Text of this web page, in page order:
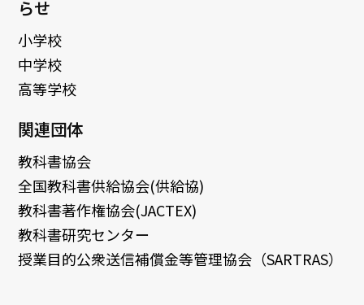
らせ
小学校
中学校
高等学校
関連団体
教科書協会
全国教科書供給協会(供給協)
教科書著作権協会(JACTEX)
教科書研究センター
授業目的公衆送信補償金等管理協会（SARTRAS）